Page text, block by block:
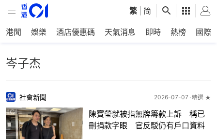
繁 简
港聞 娛樂 酒店優惠碼 天氣消息 即時 熱榜 國際
岑子杰
社會新聞 2026-07-07 精選 ★
陳寶瑩就被指無牌籌款上訴 稱已
刪捐款字眼 官反駁仍有戶口資料